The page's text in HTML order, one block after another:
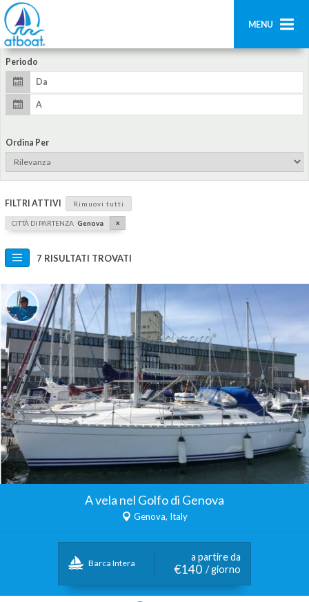
MENU
Ricerca
Aggiungi imbarcazione
Accedi
Periodo
Ordina Per
FILTRI ATTIVI Rimuovi tutti
CITTÀ DI PARTENZA Genova x
7 RISULTATI TROVATI
A vela nel Golfo di Genova
Genova, Italy
Barca Intera
a partire da
€140 / giorno